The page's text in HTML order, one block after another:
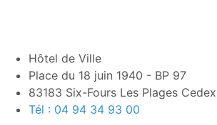
Hôtel de Ville
Place du 18 juin 1940 - BP 97
83183 Six-Fours Les Plages Cedex
Tél : 04 94 34 93 00